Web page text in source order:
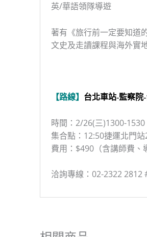
英/華語領隊導遊
著有《旅行前一定要知道
文史及走讀課程與海外實
【路線】 台北車站-監察院
時間：2/26(三)1300-1530
集合點：12:50捷運北門站
費用：$490（含講師費、
洽詢專線：02-2322 2812